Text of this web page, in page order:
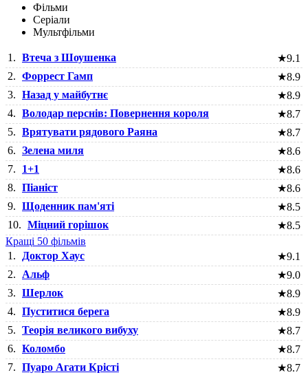
Фільми
Серіали
Мультфільми
1. Втеча з Шоушенка ★9.1
2. Форрест Гамп ★8.9
3. Назад у майбутнє ★8.9
4. Володар перснів: Повернення короля ★8.7
5. Врятувати рядового Раяна ★8.7
6. Зелена миля ★8.6
7.
1+1 ★8.6
8. Піаніст ★8.6
9. Щоденник пам'яті ★8.5
10. Міцний горішок ★8.5
Кращі 50 фільмів
1.
Доктор Хаус ★9.1
2.
Альф ★9.0
3. Шерлок ★8.9
4. Пуститися берега ★8.9
5. Теорія великого вибуху ★8.7
6. Коломбо ★8.7
7. Пуаро Агати Крісті ★8.7